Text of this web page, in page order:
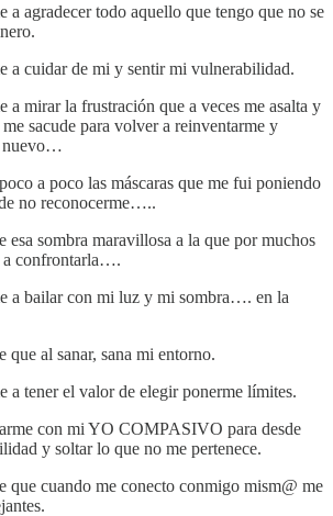
a agradecer todo aquello que tengo que no se
a cuidar de mi y sentir mi vulnerabilidad.
a mirar la frustración que a veces me asalta y
sacude para volver a reinventarme y
nuevo…
a poco las máscaras que me fui poniendo
no reconocerme…..
esa sombra maravillosa a la que por muchos
a confrontarla….
a bailar con mi luz y mi sombra…. en la
que al sanar, sana mi entorno.
a tener el valor de elegir ponerme límites.
con mi YO COMPASIVO para desde
y soltar lo que no me pertenece.
que cuando me conecto conmigo mism@ me